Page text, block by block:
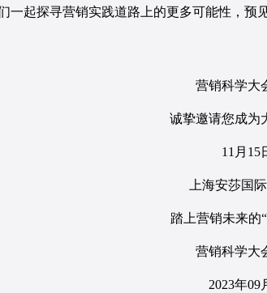
一起探寻营销实践道路上的更多可能性，
营销科学大
诚挚邀请您成为
11月15
上海安莎国
踏上营销未来的“
营销科学大
2023年09